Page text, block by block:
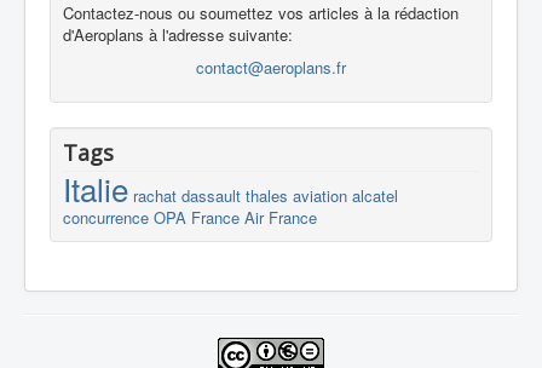
Contactez-nous ou soumettez vos articles à la rédaction
d'Aeroplans à l'adresse suivante:
contact@aeroplans.fr
Tags
Italie rachat dassault thales aviation alcatel
concurrence OPA France Air France